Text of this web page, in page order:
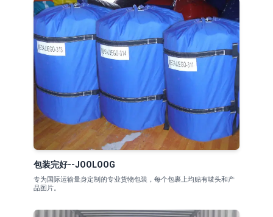
包装完好--JOOLOOG
专为国际运输量身定制的专业货物包装，每个包裹上均贴有唛头和产
品图片。